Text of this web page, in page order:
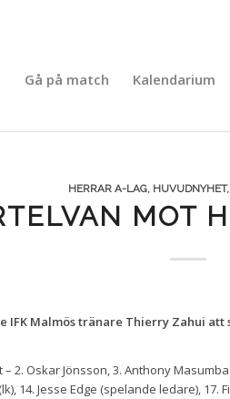
Gå på match Kalendarium
HERRAR A-LAG, HUVUDNYHET,
MOT
IFK Malmös tränare Thierry Zahui
2. Oskar Jönsson, 3. Anthony
14. Jesse Edge (spelande ledare), 17.